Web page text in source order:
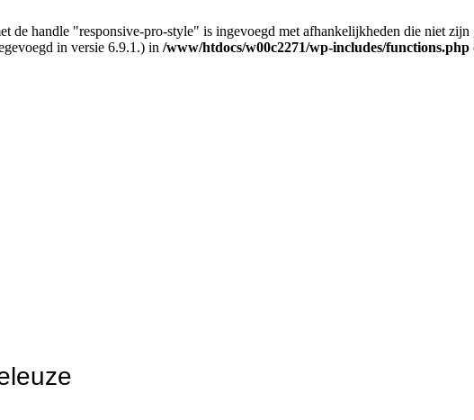
de handle "responsive-pro-style" is ingevoegd met afhankelijkheden die niet
in versie 6.9.1.) in /www/htdocs/w00c2271/wp-includes/functions.php